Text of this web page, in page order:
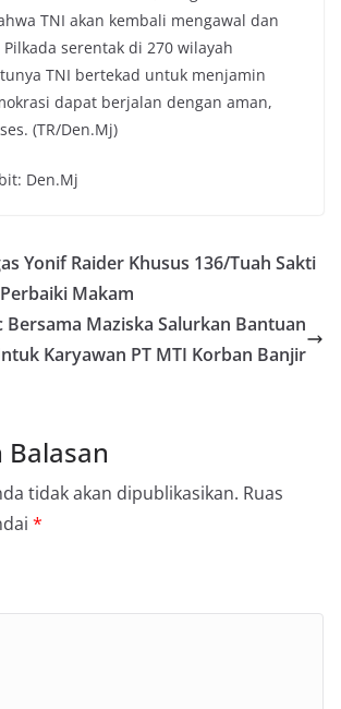
TNI akan kembali mengawal dan
serentak di 270 wilayah
TNI bertekad untuk menjamin
dapat berjalan dengan aman,
(TR/Den.Mj)
Den.Mj
Yonif Raider Khusus 136/Tuah Sakti
Makam
Bersama Maziska Salurkan Bantuan
Karyawan PT MTI Korban Banjir
Balasan
tidak akan dipublikasikan. Ruas
*